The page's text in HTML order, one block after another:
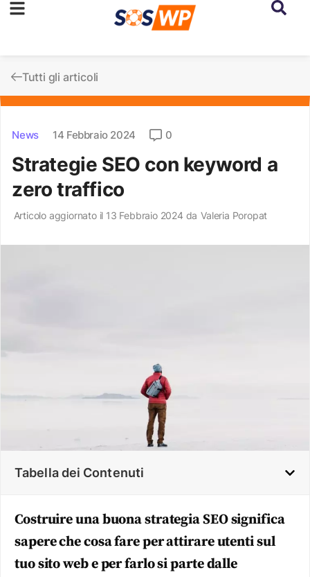
Tutti gli articoli
News 14 Febbraio 2024 0
Strategie SEO con keyword a
zero traffico
Articolo aggiornato il 13 Febbraio 2024 da Valeria Poropat
Tabella dei Contenuti
Costruire una buona strategia SEO significa
sapere che cosa fare per attirare utenti sul
tuo sito web e per farlo si parte dalle